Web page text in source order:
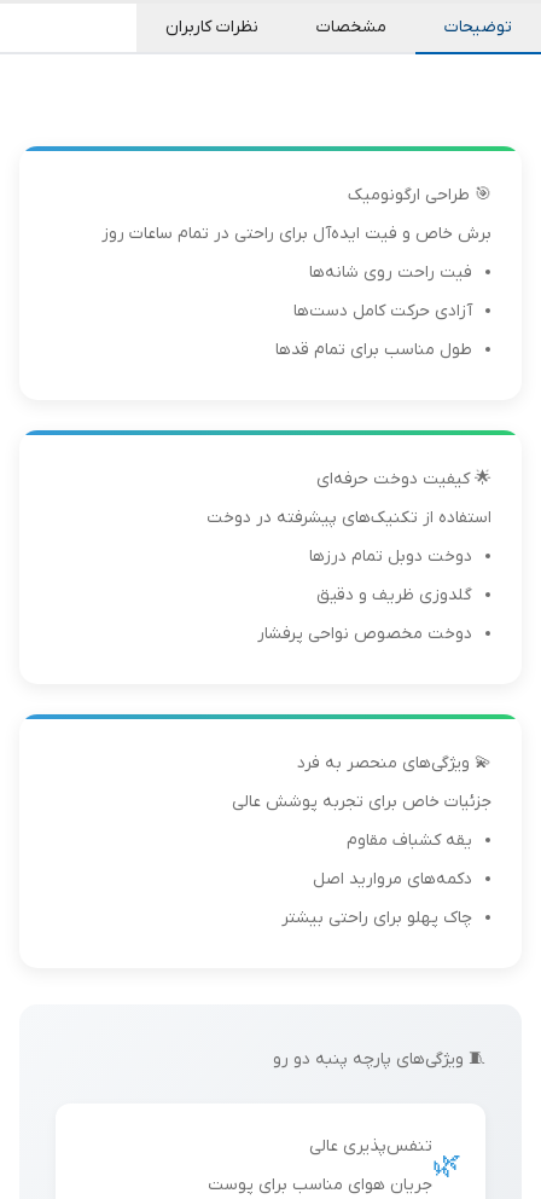
توضیحات مشخصات نظرات کاربران
🎯 طراحی ارگونومیک
برش خاص و فیت ایده‌آل برای راحتی در تمام ساعات روز
فیت راحت روی شانه‌ها
آزادی حرکت کامل دست‌ها
طول مناسب برای تمام قدها
🌟 کیفیت دوخت حرفه‌ای
استفاده از تکنیک‌های پیشرفته در دوخت
دوخت دوبل تمام درزها
گلدوزی ظریف و دقیق
دوخت مخصوص نواحی پرفشار
💫 ویژگی‌های منحصر به فرد
جزئیات خاص برای تجربه پوشش عالی
یقه کشباف مقاوم
دکمه‌های مروارید اصل
چاک پهلو برای راحتی بیشتر
🧵 ویژگی‌های پارچه پنبه دو رو
🌿
تنفس‌پذیری عالی
جریان هوای مناسب برای پوست